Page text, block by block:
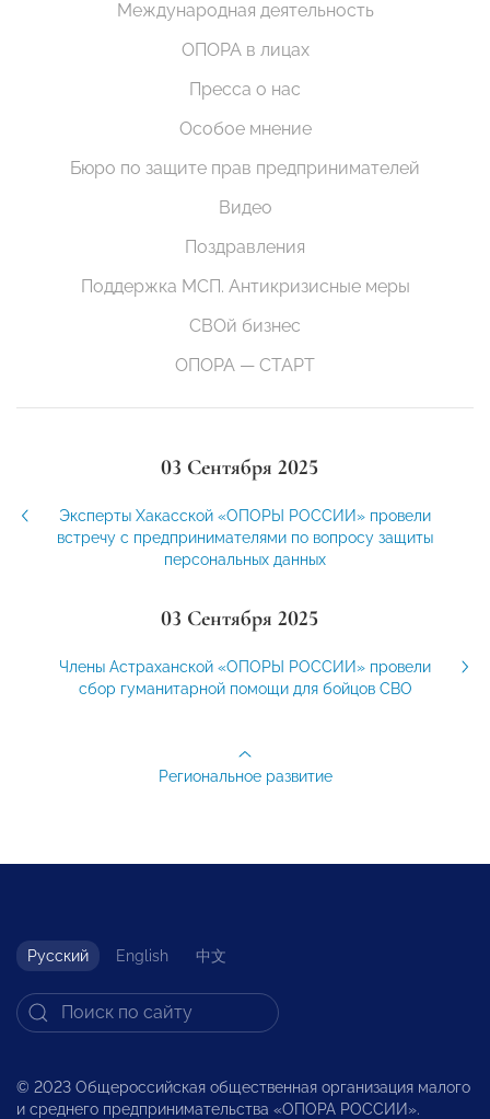
Международная деятельность
ОПОРА в лицах
Пресса о нас
Особое мнение
Бюро по защите прав предпринимателей
Видео
Поздравления
Поддержка МСП. Антикризисные меры
СВОй бизнес
ОПОРА — СТАРТ
03 Сентября 2025
Эксперты Хакасской «ОПОРЫ РОССИИ» провели
встречу с предпринимателями по вопросу защиты
персональных данных
03 Сентября 2025
Члены Астраханской «ОПОРЫ РОССИИ» провели
сбор гуманитарной помощи для бойцов СВО
Региональное развитие
Русский English 中文
© 2023 Общероссийская общественная организация малого
и среднего предпринимательства «ОПОРА РОССИИ».